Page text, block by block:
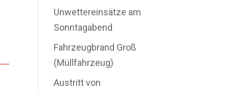
Unwettereinsätze am
Sonntagabend
Fahrzeugbrand Groß
(Müllfahrzeug)
Austritt von